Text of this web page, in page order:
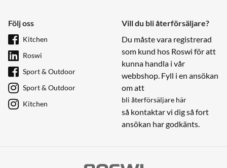
Följ oss
Kitchen
Roswi
Sport & Outdoor
Sport & Outdoor
Kitchen
Vill du bli återförsäljare?
Du måste vara registrerad
som kund hos Roswi för att
kunna handla i vår
webbshop. Fyll i en ansökan
om att
bli återförsäljare här
så kontaktar vi dig så fort
ansökan har godkänts.